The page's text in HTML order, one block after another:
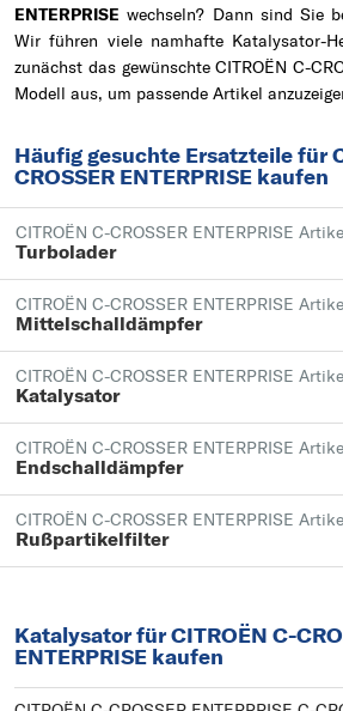
ENTERPRISE wechseln? Dann sind Sie
Wir führen viele namhafte Katalysator-
zunächst das gewünschte CITROËN C-
Modell aus, um passende Artikel
Häufig gesuchte Ersatzteile für
CROSSER ENTERPRISE kaufen
CITROËN C-CROSSER ENTERPRISE
Turbolader
CITROËN C-CROSSER ENTERPRISE
Mittelschalldämpfer
CITROËN C-CROSSER ENTERPRISE
Katalysator
CITROËN C-CROSSER ENTERPRISE
Endschalldämpfer
CITROËN C-CROSSER ENTERPRISE
Rußpartikelfilter
Katalysator für CITROËN C-
ENTERPRISE kaufen